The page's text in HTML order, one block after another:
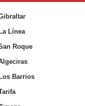
Línea
Roque
Barrios